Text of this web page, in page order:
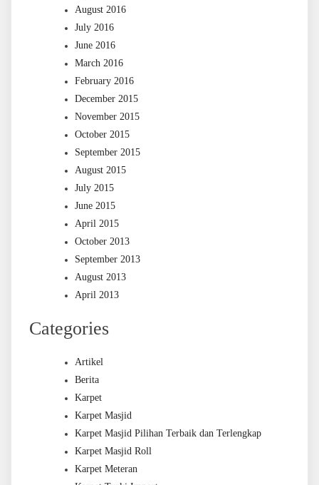
August 2016
July 2016
June 2016
March 2016
February 2016
December 2015
November 2015
October 2015
September 2015
August 2015
July 2015
June 2015
April 2015
October 2013
September 2013
August 2013
April 2013
Categories
Artikel
Berita
Karpet
Karpet Masjid
Karpet Masjid Pilihan Terbaik dan Terlengkap
Karpet Masjid Roll
Karpet Meteran